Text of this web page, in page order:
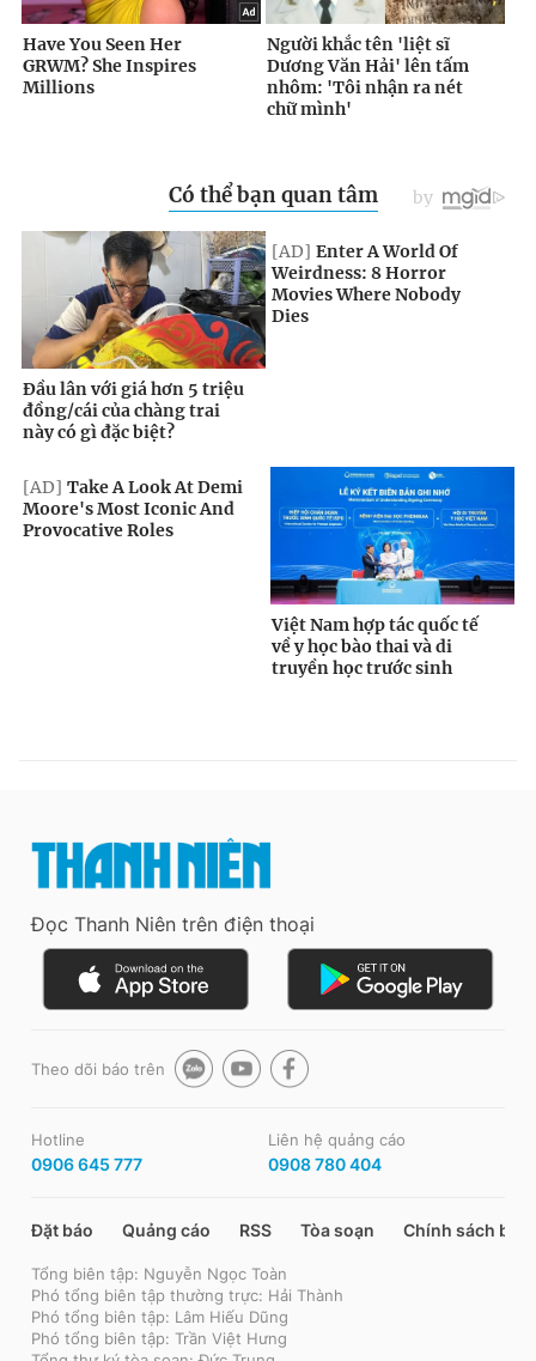
Đọc Thanh Niên trên điện thoại
Theo dõi báo trên
Hotline
0906 645 777
Liên hệ quảng cáo
0908 780 404
Đặt báo Quảng cáo RSS Tòa soạn Chính sách bảo
Tổng biên tập: Nguyễn Ngọc Toàn
Phó tổng biên tập thường trực: Hải Thành
Phó tổng biên tập: Lâm Hiếu Dũng
Phó tổng biên tập: Trần Việt Hưng